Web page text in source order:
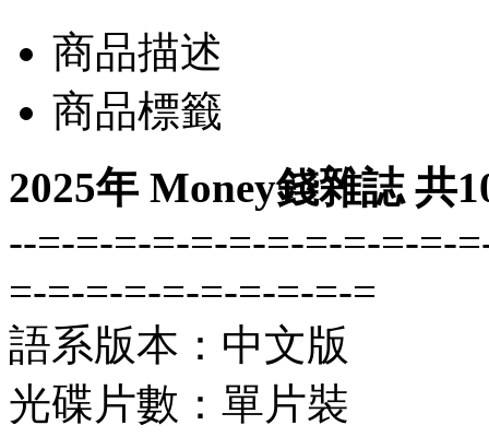
商品描述
商品標籤
2025年 Money錢雜誌 共
--=-=-=-=-=-=-=-=-=-=-=-
=-=-=-=-=-=-=-=-=-=
語系版本：中文版
光碟片數：單片裝